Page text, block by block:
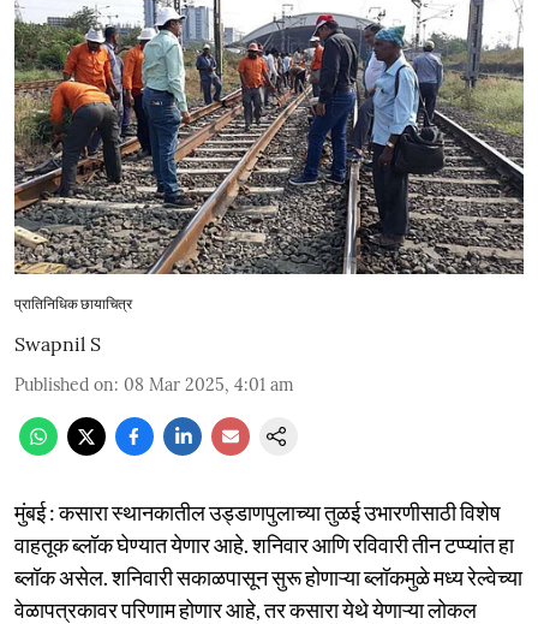
प्रातिनिधिक छायाचित्र
Swapnil S
Published on: 08 Mar 2025, 4:01 am
मुंबई : कसारा स्थानकातील उड्डाणपुलाच्या तुळई उभारणीसाठी विशेष
वाहतूक ब्लॉक घेण्यात येणार आहे. शनिवार आणि रविवारी तीन टप्प्यांत हा
ब्लॉक असेल. शनिवारी सकाळपासून सुरू होणाऱ्या ब्लॉकमुळे मध्य रेल्वेच्या
वेळापत्रकावर परिणाम होणार आहे, तर कसारा येथे येणाऱ्या लोकल